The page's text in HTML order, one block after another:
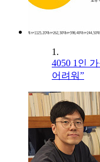
1.
4050 1인
어려워”